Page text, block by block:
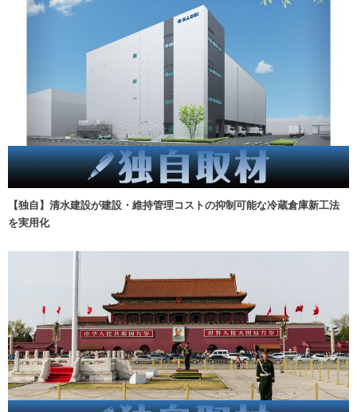
【独自】清水建設が建設・維持管理コストの抑制可能な冷蔵倉庫新工法
を実用化